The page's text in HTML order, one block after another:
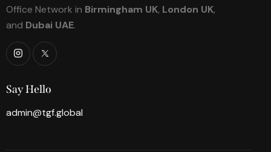
Office Network in Birmingham UK, London UK,
and Dubai UAE.
Say Hello
admin@tgf.global